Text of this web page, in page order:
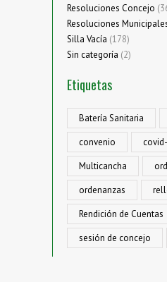
Resoluciones Concejo
Resoluciones
Silla Vacía (178)
Sin categoría (2)
Etiquetas
Batería Sanitaria
convenio
Multicancha
ordenanzas
Rendición de Cuentas
sesión de concejo